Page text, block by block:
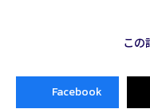
この
Facebook